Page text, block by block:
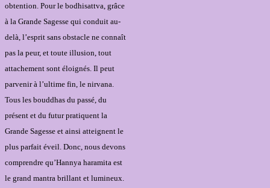
obtention. Pour le bodhisattva, grâce
à la Grande Sagesse qui conduit au-
delà, l’esprit sans obstacle ne connaît
pas la peur, et toute illusion, tout
attachement sont éloignés. Il peut
parvenir à l’ultime fin, le nirvana.
Tous les bouddhas du passé, du
présent et du futur pratiquent la
Grande Sagesse et ainsi atteignent le
plus parfait éveil. Donc, nous devons
comprendre qu’Hannya haramita est
le grand mantra brillant et lumineux.